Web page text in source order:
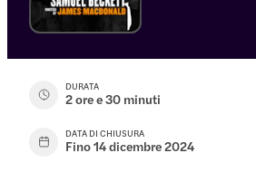
DURATA
2 ore e 30 minuti
DATA DI CHIUSURA
Fino 14 dicembre 2024